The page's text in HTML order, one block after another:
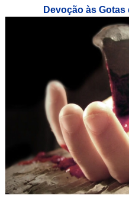
Devoção às